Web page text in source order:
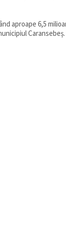
aproape 6,5